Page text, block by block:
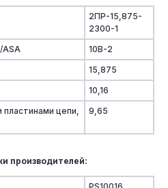
2ПР-15,875-
2300-1
ASA
10B-2
15,875
10,16
цепи,
9,65
производителей: